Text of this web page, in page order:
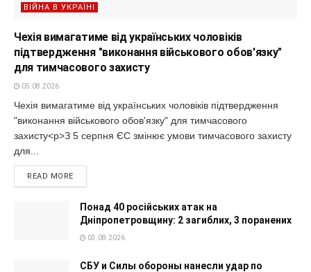
ВІЙНА В УКРАЇНІ
Чехія вимагатиме від українських чоловіків
підтвердження "виконання військового обов'язку"
для тимчасового захисту
05.08.2026
Чехія вимагатиме від українських чоловіків підтвердження
"виконання військового обов'язку" для тимчасового
захисту<p>З 5 серпня ЄС змінює умови тимчасового захисту
для...
READ MORE
Понад 40 російських атак на
Дніпропетровщину: 2 загиблих, 3 поранених
03.08.2026
СБУ и Силы обороны нанесли удар по